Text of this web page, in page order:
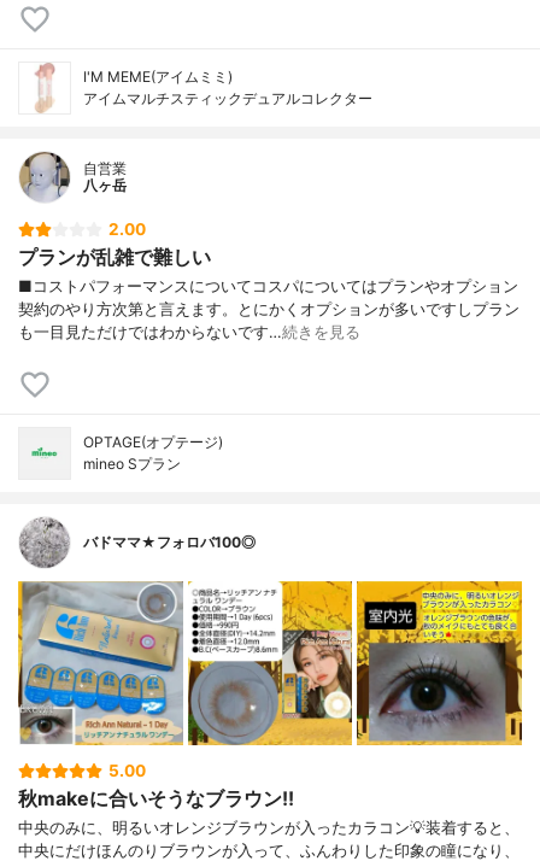
I'M MEME(アイムミミ)
アイムマルチスティックデュアルコレクター
自営業
八ヶ岳
2.00
プランが乱雑で難しい
■コストパフォーマンスについてコスパについてはプランやオプション
契約のやり方次第と言えます。とにかくオプションが多いですしプラン
も一目見ただけではわからないです…続きを見る
OPTAGE(オプテージ)
mineo Sプラン
バドママ★フォロバ100◎
5.00
秋makeに合いそうなブラウン!!
中央のみに、明るいオレンジブラウンが入ったカラコン💡装着すると、
中央にだけほんのりブラウンが入って、ふんわりした印象の瞳になり、